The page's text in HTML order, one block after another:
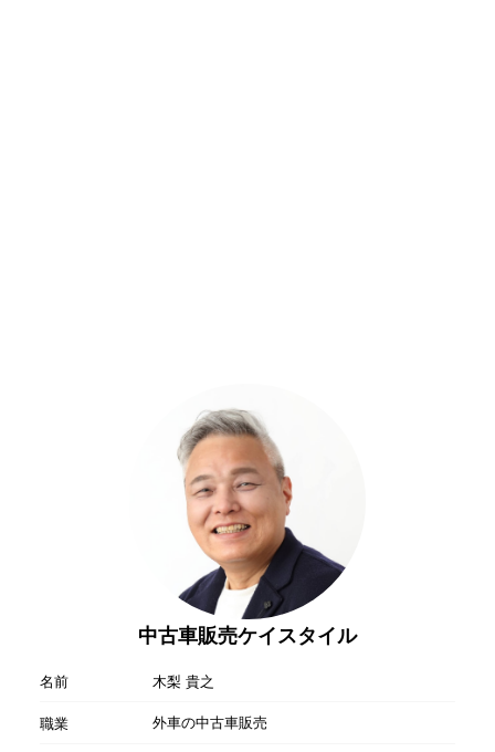
中古車販売ケイスタイル
名前
木梨 貴之
職業
外車の中古車販売